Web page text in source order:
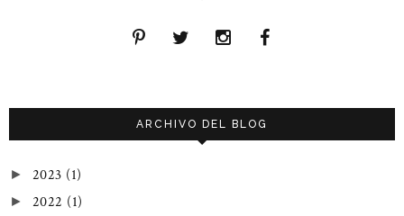
ARCHIVO DEL BLOG
► 2023 (1)
► 2022 (1)